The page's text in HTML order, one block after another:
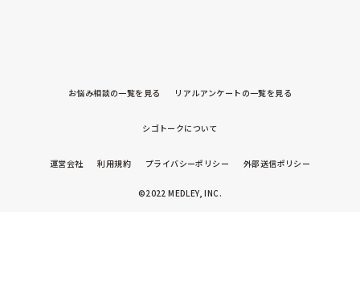
お悩み相談の一覧を見る リアルアンケートの一覧を見る
シゴトークについて
運営会社 利用規約 プライバシーポリシー 外部送信ポリシー
©2022 MEDLEY, INC.